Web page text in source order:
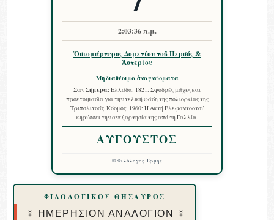
2:03:37 π.μ.
Ὁσιομάρτυρος Δομετίου τοῦ Περσός &
Ἀστερίου
Μη διαθέσιμα ἀναγνώσματα
Σαν Σήμερα:Ελλάδα: 1821: Σφοδρές μάχες και
προετοιμασία για την τελική φάση της πολιορκίας της
Τριπολιτσάς. Κόσμος: 1960: Η Ακτή Ελεφαντοστού
κηρύσσει την ανεξαρτησία της από τη Γαλλία.
ΑΥΓΟΥΣΤΟΣ
© Φιλόλογος Ἑρμῆς
ΦΙΛΟΛΟΓΙΚΟΣ ΘΗΣΑΥΡΟΣ
☿ ΗΜΕΡΗΣΙΟΝ ΑΝΑΛΟΓΙΟΝ ☿